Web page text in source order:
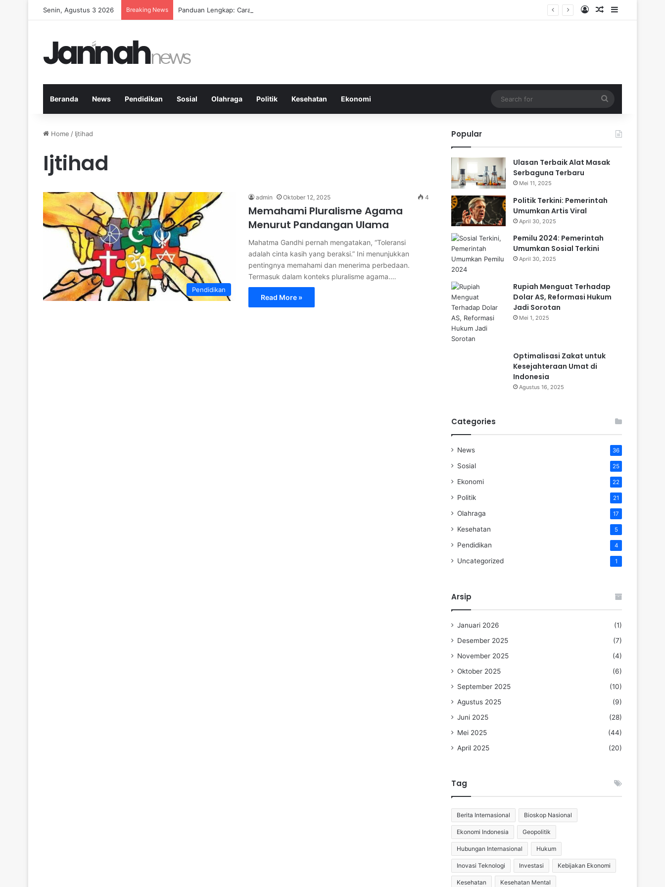
Senin, Agustus 3 2026 Breaking News Panduan Lengkap: Cara Membuat Website Gratis Tanpa Coding Log InRandom Article
Sidebar
Beranda News Pendidikan Sosial Olahraga Politik Kesehatan Ekonomi
for
Home / Ijtihad
Ijtihad
Pendidikan
admin Oktober 12, 2025 4
Memahami Pluralisme Agama
Menurut Pandangan Ulama
Mahatma Gandhi pernah mengatakan, “Toleransi
adalah cinta kasih yang beraksi.” Ini menunjukkan
pentingnya memahami dan menerima perbedaan.
Termasuk dalam konteks pluralisme agama.…
Read More »
Popular
Ulasan Terbaik Alat Masak
Serbaguna Terbaru
Mei 11, 2025
Politik Terkini: Pemerintah
Umumkan Artis Viral
April 30, 2025
Pemilu 2024: Pemerintah
Umumkan Sosial Terkini
April 30, 2025
Rupiah Menguat Terhadap
Dolar AS, Reformasi Hukum
Jadi Sorotan
Mei 1, 2025
Optimalisasi Zakat untuk
Kesejahteraan Umat di
Indonesia
Agustus 16, 2025
Categories
News 36
Sosial 25
Ekonomi 22
Politik 21
Olahraga 17
Kesehatan 5
Pendidikan 4
Uncategorized 1
Arsip
Januari 2026
(1)
Desember 2025
(7)
November 2025
(4)
Oktober 2025
(6)
September 2025
(10)
Agustus 2025
(9)
Juni 2025
(28)
Mei 2025
(44)
April 2025
(20)
Tag
Berita Internasional Bioskop Nasional
Ekonomi Indonesia Geopolitik
Hubungan Internasional Hukum
Inovasi Teknologi Investasi Kebijakan Ekonomi
Kesehatan Kesehatan Mental